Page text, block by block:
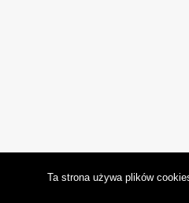
Ta strona używa plików